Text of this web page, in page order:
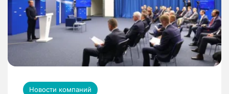
Новости компаний